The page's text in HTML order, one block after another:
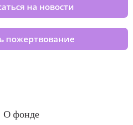
на новости
пожертвование
О фонде